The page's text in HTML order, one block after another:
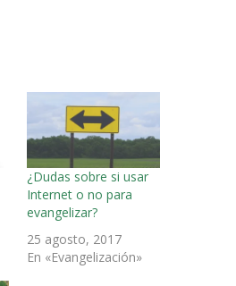
¿Dudas sobre si usar
Internet o no para
evangelizar?
25 agosto, 2017
En «Evangelización»